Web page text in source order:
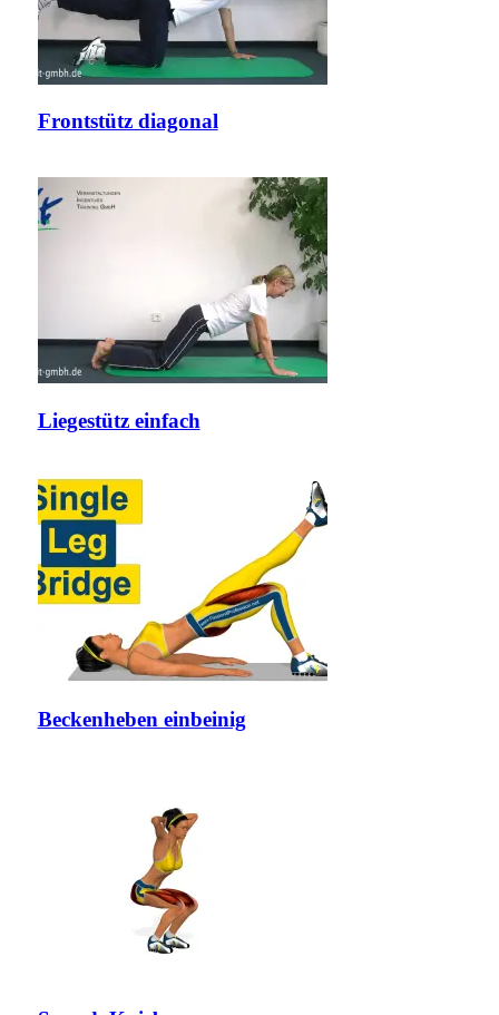
Frontstütz diagonal
Liegestütz einfach
Beckenheben einbeinig